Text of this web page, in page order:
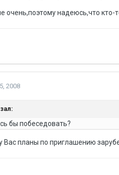
очень,поэтому надеюсь,что кто-
2008
бы побеседовать?
Вас планы по приглашению